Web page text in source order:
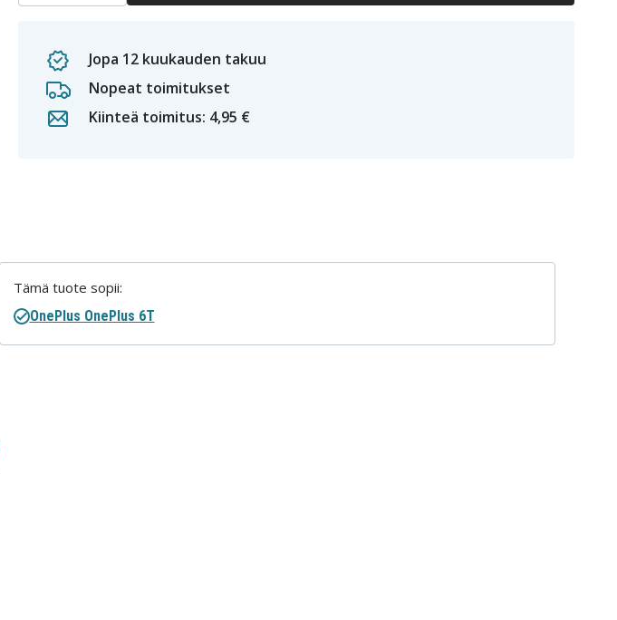
Jopa 12 kuukauden takuu
Nopeat toimitukset
Kiinteä toimitus: 4,95 €
Tämä tuote sopii:
OnePlus OnePlus 6T